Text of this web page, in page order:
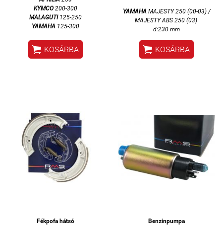
KYMCO 200-300
MALAGUTI 125-250
YAMAHA 125-300
 KOSÁRBA
YAMAHA MAJESTY 250 (00-03) /
MAJESTY ABS 250 (03)
d:230 mm
 KOSÁRBA
Fékpofa hátsó
Benzinpumpa